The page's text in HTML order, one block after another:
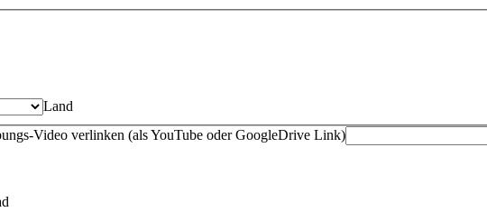
Land
Video verlinken (als YouTube oder GoogleDrive Link)